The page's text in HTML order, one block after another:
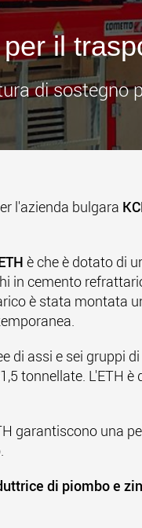
il
di sostegno
l'azienda bulgara
è che è dotato di
in cemento
è stata montata
di assi e sei gruppi
tonnellate. L'ETH
garantiscono una
di piombo e